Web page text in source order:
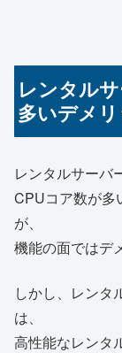
レンタル
多いデメ
レンタルサーバ
CPUコア数が多
が、
機能の面ではデ
しかし、レンタ
は、
高性能なレンタ